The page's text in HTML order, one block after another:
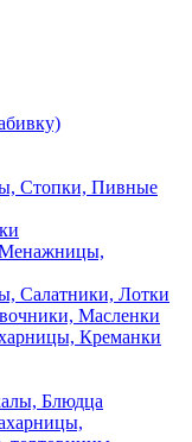
Стопки, Пивные
Салатники, Лотки
Масленки
Креманки
Блюдца